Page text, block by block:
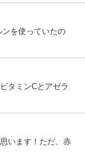
を使っていたの
タミンCとアゼラ
います！ただ、赤